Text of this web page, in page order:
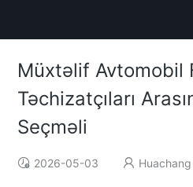
Müxtəlif Avtomobil
Təchizatçıları
Seçməli
2026-05-03